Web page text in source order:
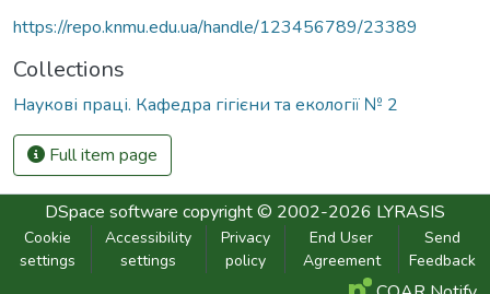
https://repo.knmu.edu.ua/handle/123456789/23389
Collections
Наукові праці. Кафедра гігієни та екології № 2
Full item page
DSpace software copyright © 2002-2026 LYRASIS
Cookie
settings
Accessibility
settings
Privacy
policy
End User
Agreement
Send
Feedback